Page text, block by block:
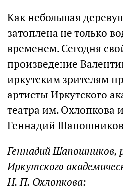
Как небольшая
затоплена не только
временем. Сегодня
произведение
иркутским зрителям
артисты Иркутского
театра им. Охлопкова
Геннадий
Геннадий Шапошников,
Иркутского
Н. П. Охлопкова: